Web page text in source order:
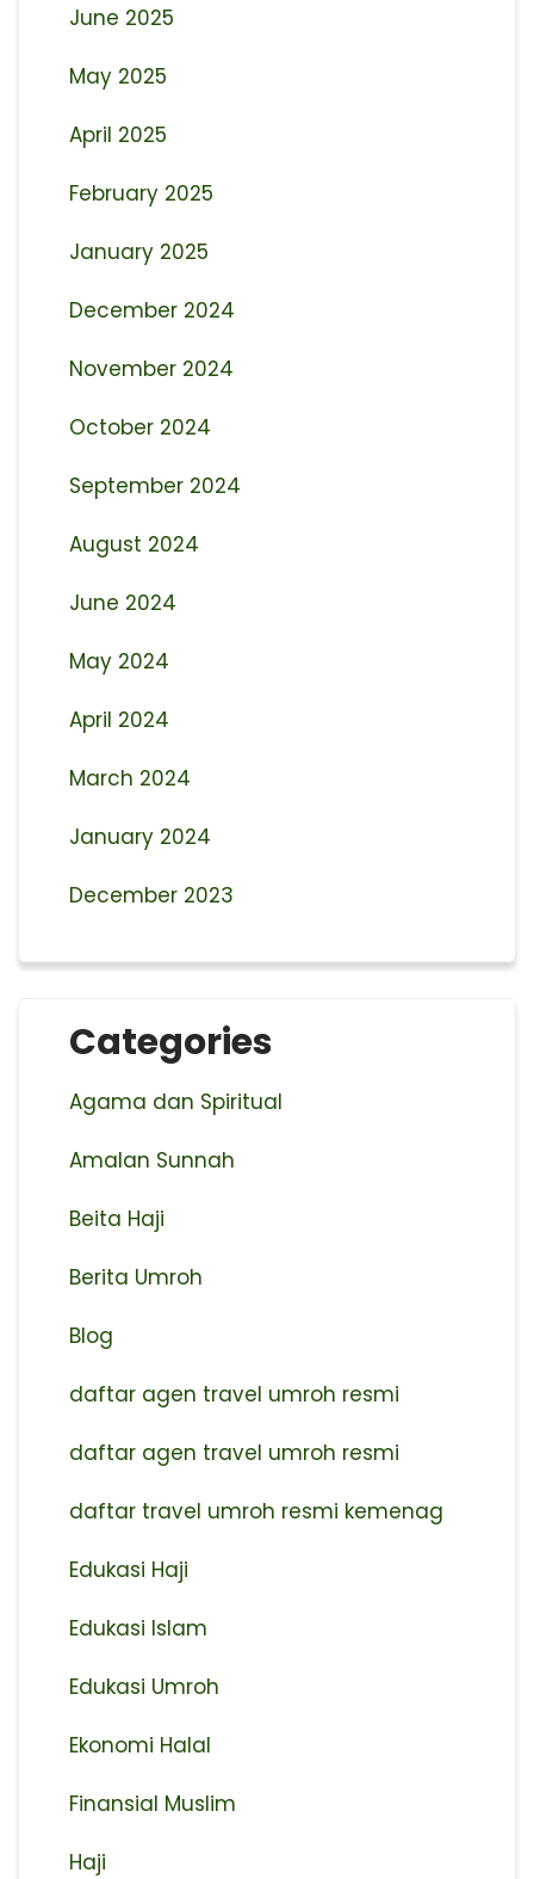
June 2025
May 2025
April 2025
February 2025
January 2025
December 2024
November 2024
October 2024
September 2024
August 2024
June 2024
May 2024
April 2024
March 2024
January 2024
December 2023
Categories
Agama dan Spiritual
Amalan Sunnah
Beita Haji
Berita Umroh
Blog
daftar agen travel umroh resmi
⁠daftar agen travel umroh resmi
daftar travel umroh resmi kemenag
Edukasi Haji
Edukasi Islam
Edukasi Umroh
Ekonomi Halal
Finansial Muslim
Haji